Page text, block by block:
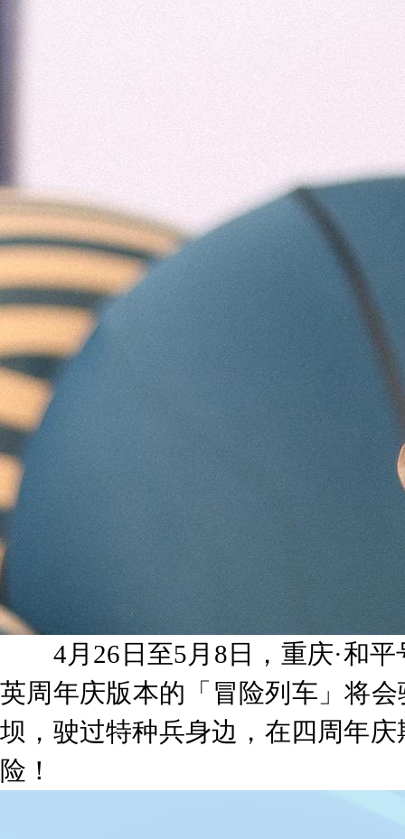
4月26日至5月8日，重庆·和平
英周年庆版本的「冒险列车」将
坝，驶过特种兵身边，在四周年
险！